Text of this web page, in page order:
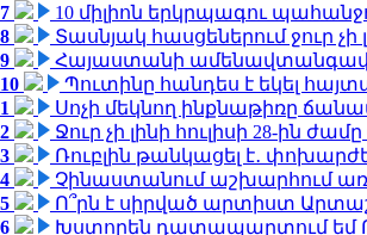
7
10 միլիոն երկրպագու
8
Տասնյակ հասցեներում ջուր չի
9
Հայաստանի
10
Պուտինը հանդես է եկել
1
Սոչի մեկնող ինքնաթիռը
2
Ջուր չի լինի հուլիսի 28-ին
3
Ռուբլին թանկացել է․
4
Չինաստանում աշխարհում
5
Ո՞րն է սիրված արտիստ
6
Խստորեն դատապարտում եմ